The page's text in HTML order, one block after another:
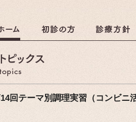
回テーマ別調理実習（コンビニ